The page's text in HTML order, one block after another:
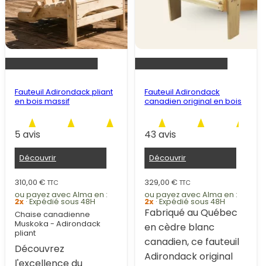
Fauteuil Adirondack pliant
en bois massif
5 avis
Découvrir
310,00 € TTC
ou payez avec Alma en :
2x · Expédié sous 48H
Chaise canadienne
Muskoka - Adirondack
pliant
Découvrez
l'excellence du
Fauteuil Adirondack
canadien original en bois
43 avis
Découvrir
329,00 € TTC
ou payez avec Alma en :
2x · Expédié sous 48H
Fabriqué au Québec
en cèdre blanc
canadien, ce fauteuil
Adirondack original